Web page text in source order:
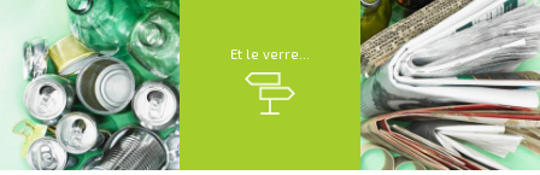
Et le verre...